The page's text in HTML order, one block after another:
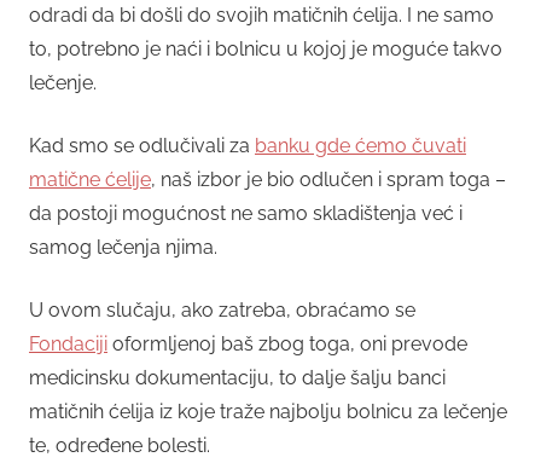
odradi da bi došli do svojih matičnih ćelija. I ne samo
to, potrebno je naći i bolnicu u kojoj je moguće takvo
lečenje.
Kad smo se odlučivali za banku gde ćemo čuvati
matične ćelije, naš izbor je bio odlučen i spram toga –
da postoji mogućnost ne samo skladištenja već i
samog lečenja njima.
U ovom slučaju, ako zatreba, obraćamo se
Fondaciji oformljenoj baš zbog toga, oni prevode
medicinsku dokumentaciju, to dalje šalju banci
matičnih ćelija iz koje traže najbolju bolnicu za lečenje
te, određene bolesti.